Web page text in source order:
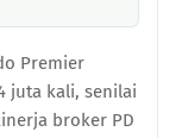
Premier
juta kali, senilai
broker PD